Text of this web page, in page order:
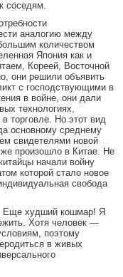
соседям.
аналогию между
количеством
Япония как и
Кореей, Восточной
они решили объявить
с господствующими в
в войне, они дали
технологиях,
торговле. Но этот вид
основному среднему
свидетелями новой
произошло в Китае. Не
начали войну
которой стало новое
свобода
Еще худший кошмар! Я
Хотя человек —
поэтому
в живых